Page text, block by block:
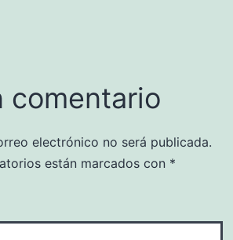
comentario
electrónico no será publicada.
están marcados con *